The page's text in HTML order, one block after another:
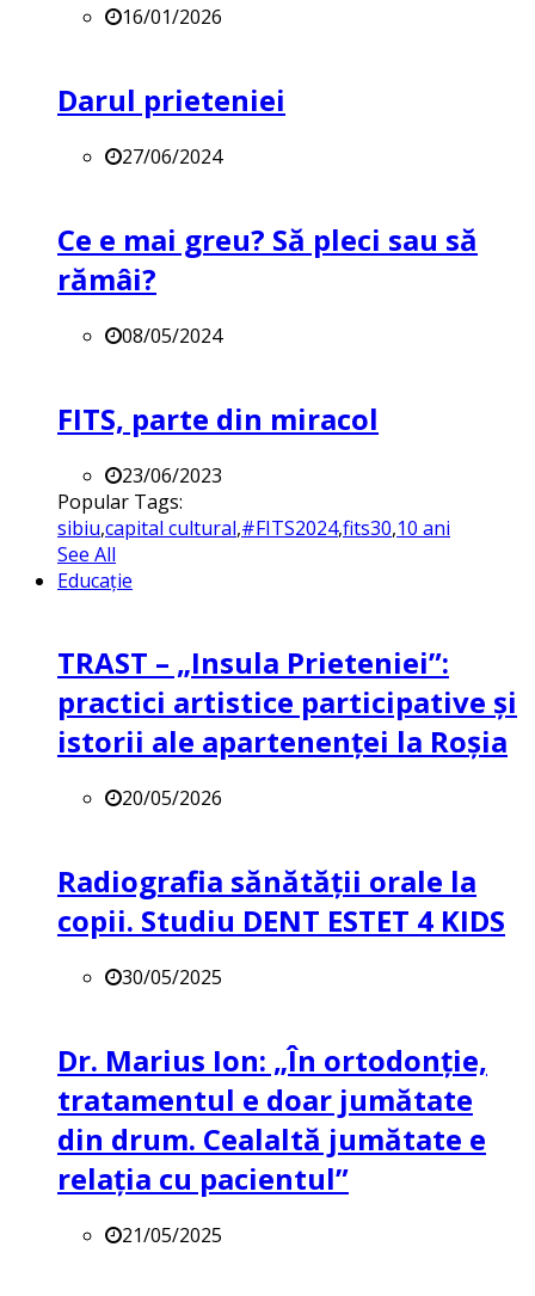
16/01/2026
Darul prieteniei
27/06/2024
Ce e mai greu? Să pleci sau să
rămâi?
08/05/2024
FITS, parte din miracol
23/06/2023
Popular Tags:
sibiu,capital cultural,#FITS2024,fits30,10 ani
See All
Educație
TRAST – „Insula Prieteniei”:
practici artistice participative și
istorii ale apartenenței la Roșia
20/05/2026
Radiografia sănătății orale la
copii. Studiu DENT ESTET 4 KIDS
30/05/2025
Dr. Marius Ion: „În ortodonție,
tratamentul e doar jumătate
din drum. Cealaltă jumătate e
relația cu pacientul”
21/05/2025